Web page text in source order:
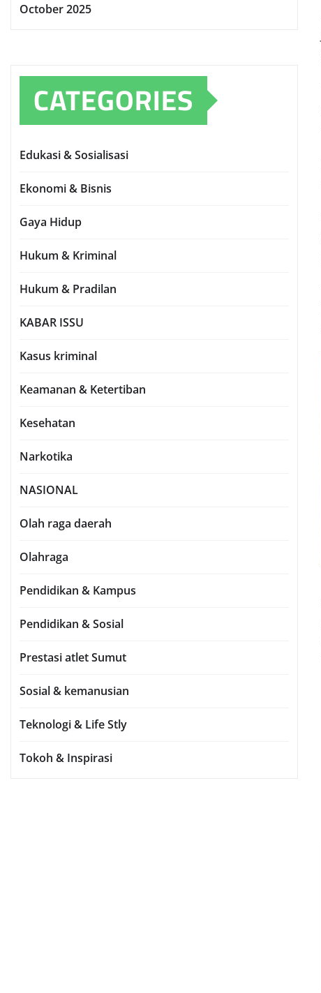
October 2025
CATEGORIES
Edukasi & Sosialisasi
Ekonomi & Bisnis
Gaya Hidup
Hukum & Kriminal
Hukum & Pradilan
KABAR ISSU
Kasus kriminal
Keamanan & Ketertiban
Kesehatan
Narkotika
NASIONAL
Olah raga daerah
Olahraga
Pendidikan & Kampus
Pendidikan & Sosial
Prestasi atlet Sumut
Sosial & kemanusian
Teknologi & Life Stly
Tokoh & Inspirasi